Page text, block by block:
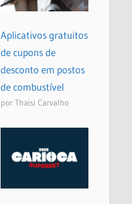
Aplicativos gratuitos
de cupons de
desconto em postos
de combustível
por Thaisi Carvalho